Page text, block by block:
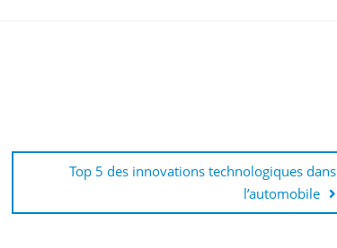
Top 5 des innovations technologiques dans
l’automobile